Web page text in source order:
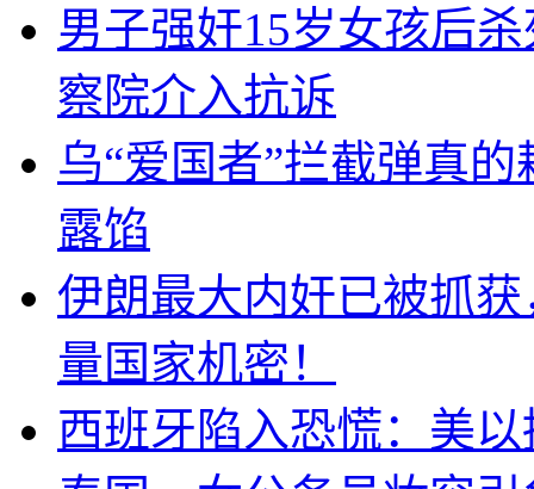
男子强奸15岁女孩后
察院介入抗诉
乌“爱国者”拦截弹真
露馅
伊朗最大内奸已被抓
量国家机密！
西班牙陷入恐慌：美